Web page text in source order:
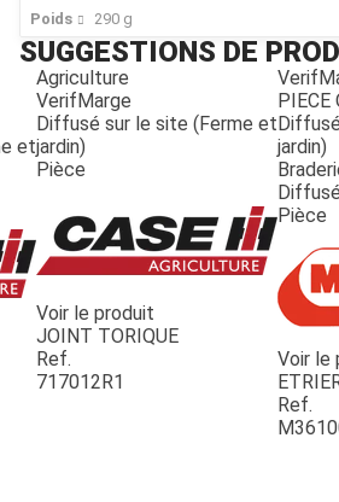
JOUET
ESPACES
Poids 290 g
SUGGESTIONS DE
et
Agriculture
VerifMarge
Diffusé sur le site (Ferme et
jardin)
Pièce
Voir le produit
JOINT TORIQUE
Ref.
717012R1
PIECE
jardin)
Pièce
Voir le
Ref.